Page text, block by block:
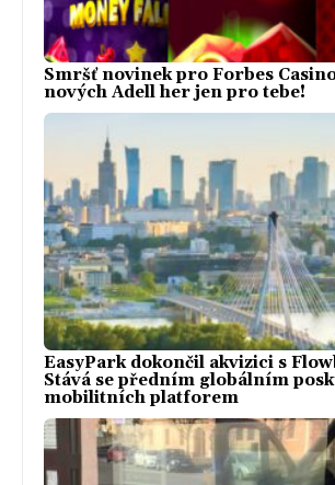
Smršť novinek pro Forbes
nových Adell her jen pro tebe!
EasyPark dokončil akvizici s
Stává se předním globálním
mobilitních platforem